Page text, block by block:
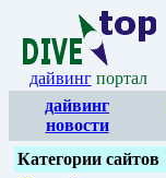
дайвинг портал
дайвинг
новости
Категории сайтов